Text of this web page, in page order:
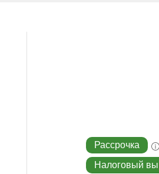
Рассрочка
Налоговый